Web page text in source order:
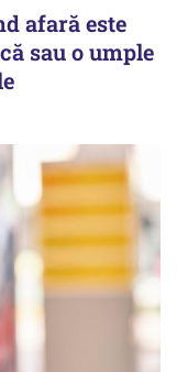
afară este
sau o umple